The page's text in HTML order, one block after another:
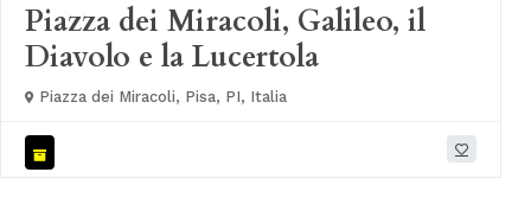
Piazza dei Miracoli, Galileo, il
Diavolo e la Lucertola
Piazza dei Miracoli, Pisa, PI, Italia